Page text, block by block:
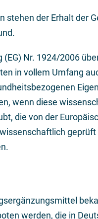
stehen der Erhalt der
(EG) Nr. 1924/2006
in vollem Umfang
wenn diese
die von der
geprüft
werden, die in